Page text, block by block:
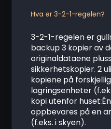
Hva er 3-2-1-regelen?
3-2-1-regelen er
backup 3 kopier av
originaldataene
sikkerhetskopier. 2
kopiene på
lagringsenheter
kopi utenfor
oppbevares på en
(f.eks. i skyen).